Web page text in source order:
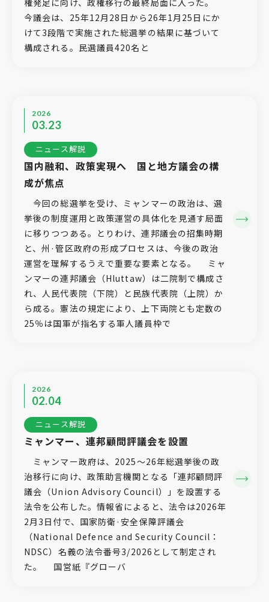
権発足に向け、政権移行の最終局面に入った。
今議会は、25年12月28日から26年1月25日にか
けて3段階で実施された総選挙の結果に基づいて
構成される。民選議員420名と
2026
03.23
ニュース解説
国内融和、政策実現へ 国と地方議会の構
成が焦点
今回の総選挙を受け、ミャンマーの政治は、選
挙後の制度運用と政策運営の具体化を見通す局面
に移りつつある。とりわけ、連邦議会の招集時期
と、州·管区政府の形成プロセスは、今後の政治
運営を理解するうえで重要な要素となる。 ミャ
ンマーの連邦議会（Hluttaw）は二院制で構成さ
れ、人民代表院（下院）と民族代表院（上院）か
ら成る。憲法の規定により、上下両院とも定数の
25％は国軍が指名する軍人議員枠で
2026
02.04
ニュース解説
ミャンマー、連邦顧問評議会を設置
ミャンマー政府は、2025～26年総選挙後の政
治移行に向け、政策助言機関となる「連邦顧問評
議会（Union Advisory Council）」を設置する
法令を公布した。情報省によると、法令は2026年
2月3日付で、国家防衛·安全保障評議会
（National Defence and Security Council：
NDSC）名義の法令番号3/2026として制定され
た。 国営紙『グローバ